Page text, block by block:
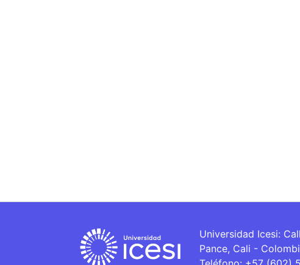
Universidad Icesi:
Pance, Cali -